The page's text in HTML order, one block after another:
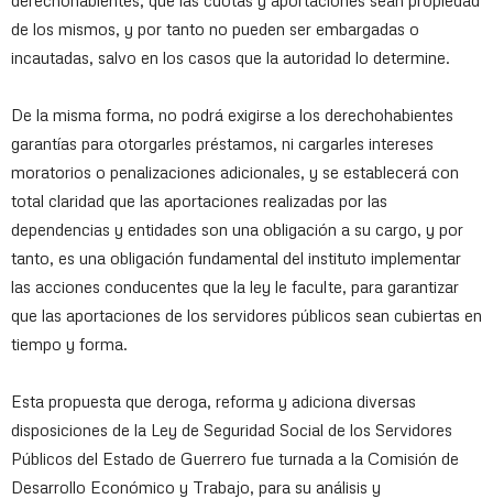
de los mismos, y por tanto no pueden ser embargadas o
incautadas, salvo en los casos que la autoridad lo determine.
De la misma forma, no podrá exigirse a los derechohabientes
garantías para otorgarles préstamos, ni cargarles intereses
moratorios o penalizaciones adicionales, y se establecerá con
total claridad que las aportaciones realizadas por las
dependencias y entidades son una obligación a su cargo, y por
tanto, es una obligación fundamental del instituto implementar
las acciones conducentes que la ley le faculte, para garantizar
que las aportaciones de los servidores públicos sean cubiertas en
tiempo y forma.
Esta propuesta que deroga, reforma y adiciona diversas
disposiciones de la Ley de Seguridad Social de los Servidores
Públicos del Estado de Guerrero fue turnada a la Comisión de
Desarrollo Económico y Trabajo, para su análisis y